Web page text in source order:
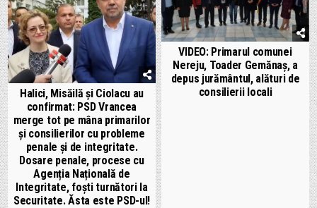
Halici, Misăilă și Ciolacu au
confirmat: PSD Vrancea
merge tot pe mâna primarilor
și consilierilor cu probleme
penale și de integritate.
Dosare penale, procese cu
Agenția Națională de
Integritate, foști turnători la
Securitate. Ăsta este PSD-ul!
VIDEO: Primarul comunei
Nereju, Toader Gemănaș, a
depus jurământul, alături de
consilierii locali